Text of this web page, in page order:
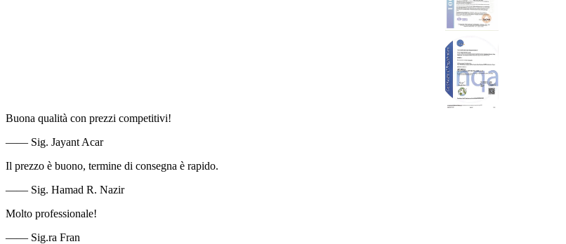
Buona qualità con prezzi competitivi!
—— Sig. Jayant Acar
Il prezzo è buono, termine di consegna è rapido.
—— Sig. Hamad R. Nazir
Molto professionale!
—— Sig.ra Fran